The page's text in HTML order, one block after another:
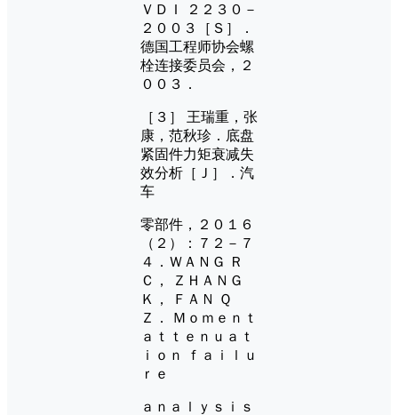
ＶＤＩ ２２３０－
２００３［Ｓ］．
德国工程师协会螺
栓连接委员会，２
００３．
［３］ 王瑞重，张
康，范秋珍．底盘
紧固件力矩衰减失
效分析［Ｊ］．汽
车
零部件，２０１６
（２）：７２－７
４．ＷＡＮＧ Ｒ
Ｃ， ＺＨＡＮＧ
Ｋ， ＦＡＮ Ｑ
Ｚ． Ｍｏｍｅｎｔ
ａｔｔｅｎｕａｔ
ｉｏｎ ｆａｉｌｕ
ｒｅ
ａｎａｌｙｓｉｓ